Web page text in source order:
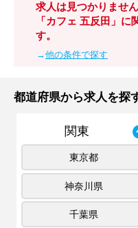
求人は見つかりません
「カフェ 五反田」に
す。
→他の条件で探す
都道府県から求人を探
関東
東京都
神奈川県
千葉県